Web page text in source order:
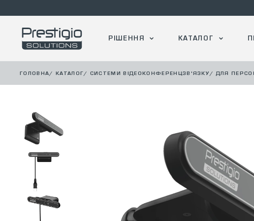
РІШЕННЯ КАТАЛОГ
ГОЛОВНА/ КАТАЛОГ/ СИСТЕМИ ВІДЕОКОНФЕРЕНЦЗВ'ЯЗКУ/ ДЛЯ